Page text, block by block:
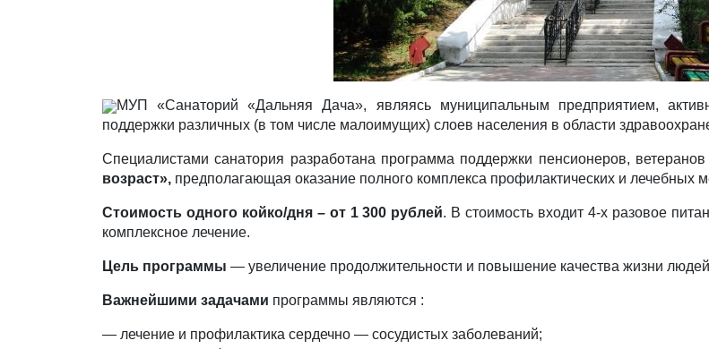
МУП «Санаторий «Дальняя Дача», являясь муниципальным предприятием,
поддержки различных (в том числе малоимущих) слоев населения в области
Специалистами санатория разработана программа поддержки пенсионеров,
возраст», предполагающая оказание полного комплекса профилактических и лечебных
Стоимость одного койко/дня – от 1 300 рублей. В стоимость входит 4-х разовое
комплексное лечение.
Цель программы — увеличение продолжительности и повышение качества жизни людей
Важнейшими задачами программы являются :
— лечение и профилактика сердечно — сосудистых заболеваний;